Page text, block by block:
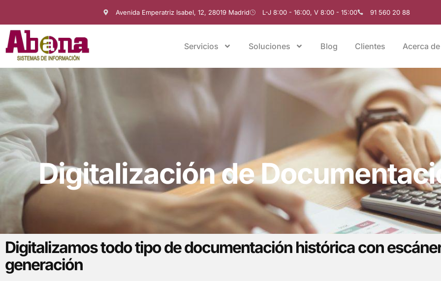
Avenida Emperatriz Isabel, 12, 28019 Madrid L-J 8:00 - 16:00, V 8:00 - 15:00 91 560 20 88
Servicios Soluciones Blog Clientes Acerca
Digitalización de
Digitalizamos todo tipo de documentación histórica con
generación